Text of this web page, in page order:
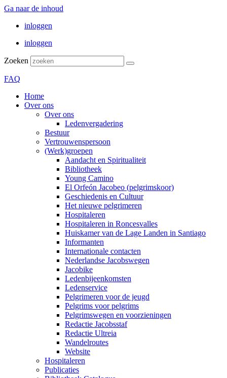
Ga naar de inhoud
inloggen
inloggen
Zoeken
FAQ
Home
Over ons
Over ons
Ledenvergadering
Bestuur
Vertrouwenspersoon
(Werk)groepen
Aandacht en Spiritualiteit
Bibliotheek
Young Camino
El Orfeón Jacobeo (pelgrimskoor)
Geschiedenis en Cultuur
Het nieuwe pelgrimeren
Hospitaleren
Hospitaleren in Roncesvalles
Huiskamer van de Lage Landen in Santiago
Informanten
Internationale contacten
Nederlandse Jacobswegen
Jacobike
Ledenbijeenkomsten
Ledenservice
Pelgrimeren voor de jeugd
Pelgrims voor pelgrims
Pelgrimswegen en voorzieningen
Redactie Jacobsstaf
Redactie Ultreia
Wandelroutes
Website
Hospitaleren
Publicaties